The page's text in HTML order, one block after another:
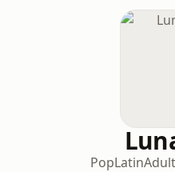
PopLatin